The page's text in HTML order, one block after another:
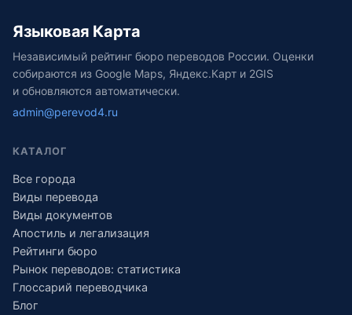
Языковая Карта
Независимый рейтинг бюро переводов России. Оценки
собираются из Google Maps, Яндекс.Карт и 2GIS
и обновляются автоматически.
admin@perevod4.ru
КАТАЛОГ
Все города
Виды перевода
Виды документов
Апостиль и легализация
Рейтинги бюро
Рынок переводов: статистика
Глоссарий переводчика
Блог